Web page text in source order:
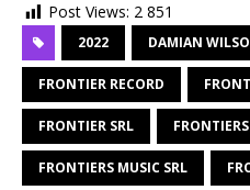
Post Views: 2 851
2022 DAMIAN
FRONTIER RECORD
FRONTIER SRL
FRONTIERS MUSIC SRL